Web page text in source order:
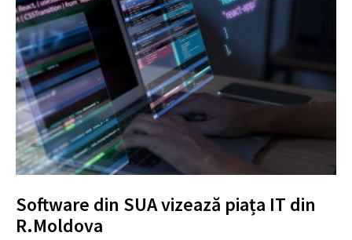
Software din SUA vizează piața IT din
R.Moldova